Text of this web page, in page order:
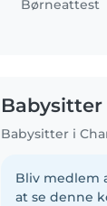
Børneattest
Babysitter
Babysitter i
Bliv medlem
at se denne